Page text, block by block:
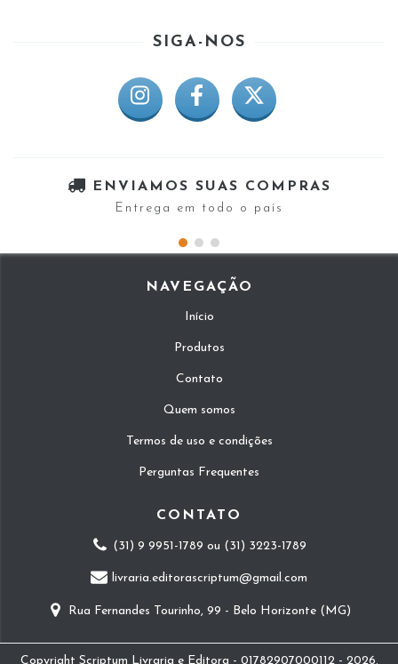
SIGA-NOS
ENVIAMOS SUAS COMPRAS
Entrega em todo o país
NAVEGAÇÃO
Início
Produtos
Contato
Quem somos
Termos de uso e condições
Perguntas Frequentes
CONTATO
(31) 9 9951-1789 ou (31) 3223-1789
livraria.editorascriptum@gmail.com
Rua Fernandes Tourinho, 99 - Belo Horizonte (MG)
Copyright Scriptum Livraria e Editora - 01782907000112 - 2026.